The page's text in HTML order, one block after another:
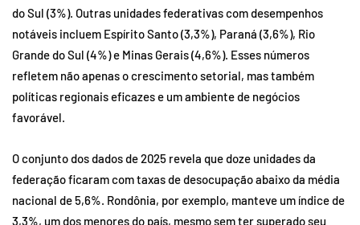
do Sul (3%). Outras unidades federativas com desempenhos
notáveis incluem Espírito Santo (3,3%), Paraná (3,6%), Rio
Grande do Sul (4%) e Minas Gerais (4,6%). Esses números
refletem não apenas o crescimento setorial, mas também
políticas regionais eficazes e um ambiente de negócios
favorável.
O conjunto dos dados de 2025 revela que doze unidades da
federação ficaram com taxas de desocupação abaixo da média
nacional de 5,6%. Rondônia, por exemplo, manteve um índice de
3,3%, um dos menores do país, mesmo sem ter superado seu